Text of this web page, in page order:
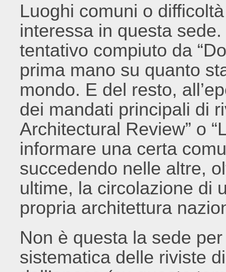
Luoghi comuni o
interessa in questa
tentativo compiuto da
prima mano su quanto
mondo. E del resto,
dei mandati principali di
Architectural Review” o
informare una certa
succedendo nelle altre,
ultime, la circolazione di
propria architettura
Non è questa la sede
sistematica delle riviste